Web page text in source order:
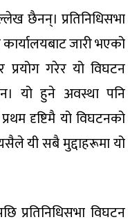
छैनन्। प्रतिनिधिसभा
कार्यालयबाट जारी भएको
प्रयोग गरेर यो विघटन
यो हुने अवस्था पनि
दृष्टिमै यो विघटनको
यी सबै मुद्दाहरूमा यो
प्रतिनिधिसभा विघटन